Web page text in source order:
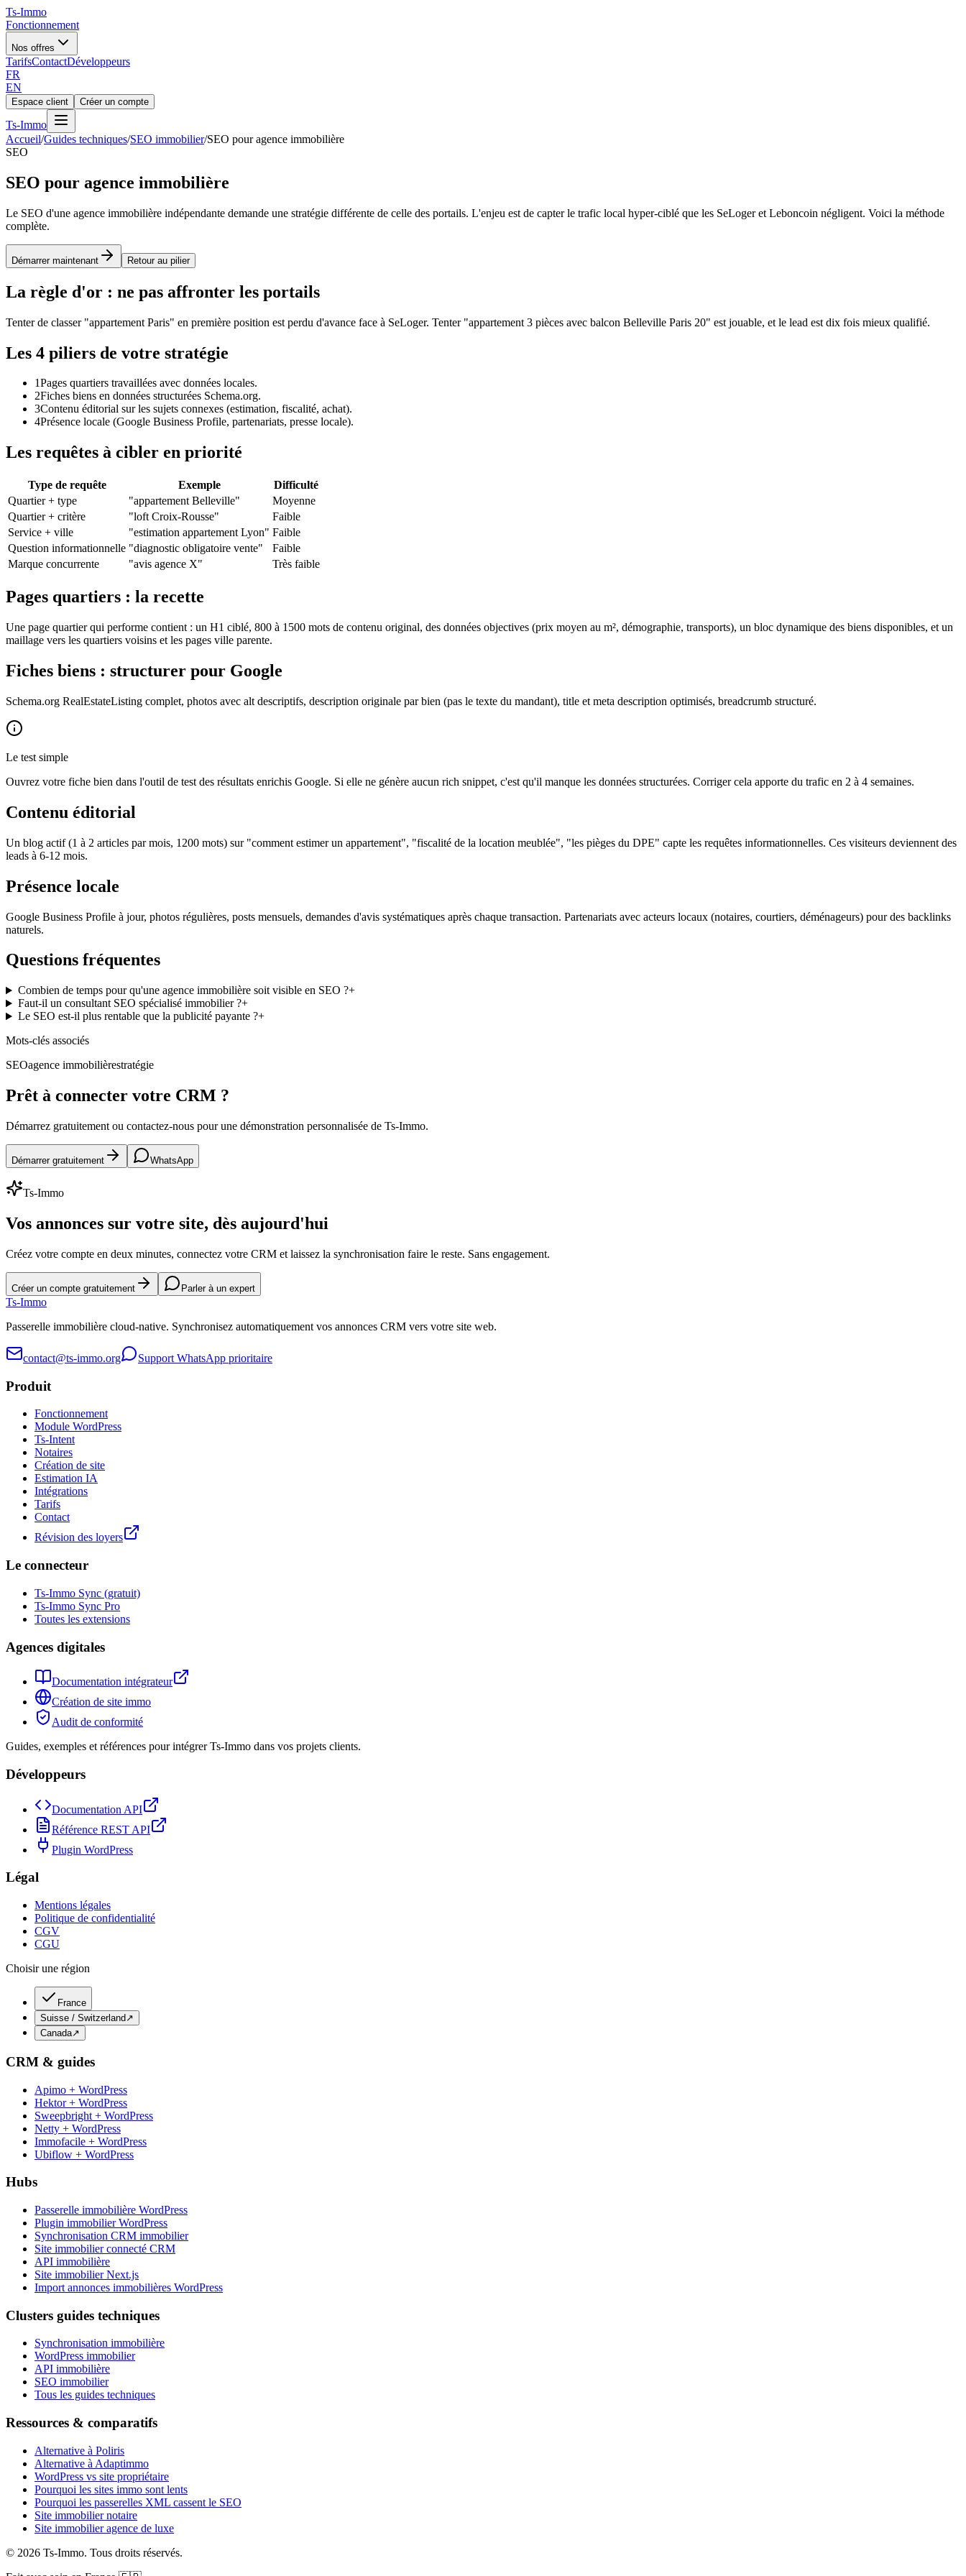
Ts-Immo
Fonctionnement
Nos offres
TarifsContactDéveloppeurs
FR
EN
Espace client Créer un compte
Ts-Immo
Accueil/Guides techniques/SEO immobilier/SEO pour agence immobilière
SEO
SEO pour agence immobilière
Le SEO d'une agence immobilière indépendante demande une stratégie différente de celle des portails. L'enjeu est de capter le trafic local hyper-ciblé que les SeLoger et Leboncoin négligent. Voici la méthode
complète.
Démarrer maintenant Retour au pilier
La règle d'or : ne pas affronter les portails
Tenter de classer "appartement Paris" en première position est perdu d'avance face à SeLoger. Tenter "appartement 3 pièces avec balcon Belleville Paris 20" est jouable, et le lead est dix fois mieux qualifié.
Les 4 piliers de votre stratégie
1Pages quartiers travaillées avec données locales.
2Fiches biens en données structurées Schema.org.
3Contenu éditorial sur les sujets connexes (estimation, fiscalité, achat).
4Présence locale (Google Business Profile, partenariats, presse locale).
Les requêtes à cibler en priorité
Type de requête Exemple
Difficulté
Quartier + type
"appartement Belleville"
Moyenne
Quartier + critère
"loft Croix-Rousse"
Faible
Service + ville
"estimation appartement Lyon" Faible
Question informationnelle "diagnostic obligatoire vente"
Faible
Marque concurrente
"avis agence X" Très faible
Pages quartiers : la recette
Une page quartier qui performe contient : un H1 ciblé, 800 à 1500 mots de contenu original, des données objectives (prix moyen au m², démographie, transports), un bloc dynamique des biens disponibles, et un
maillage vers les quartiers voisins et les pages ville parente.
Fiches biens : structurer pour Google
Schema.org RealEstateListing complet, photos avec alt descriptifs, description originale par bien (pas le texte du mandant), title et meta description optimisés, breadcrumb structuré.
Le test simple
Ouvrez votre fiche bien dans l'outil de test des résultats enrichis Google. Si elle ne génère aucun rich snippet, c'est qu'il manque les données structurées. Corriger cela apporte du trafic en 2 à 4 semaines.
Contenu éditorial
Un blog actif (1 à 2 articles par mois, 1200 mots) sur "comment estimer un appartement", "fiscalité de la location meublée", "les pièges du DPE" capte les requêtes informationnelles. Ces visiteurs deviennent des
leads à 6-12 mois.
Présence locale
Google Business Profile à jour, photos régulières, posts mensuels, demandes d'avis systématiques après chaque transaction. Partenariats avec acteurs locaux (notaires, courtiers, déménageurs) pour des backlinks
naturels.
Questions fréquentes
Combien de temps pour qu'une agence immobilière soit visible en SEO ?+
Faut-il un consultant SEO spécialisé immobilier ?+
Le SEO est-il plus rentable que la publicité payante ?+
Mots-clés associés
SEOagence immobilièrestratégie
Prêt à connecter votre CRM ?
Démarrez gratuitement ou contactez-nous pour une démonstration personnalisée de Ts-Immo.
Démarrer gratuitement WhatsApp
Ts-Immo
Vos annonces sur votre site, dès aujourd'hui
Créez votre compte en deux minutes, connectez votre CRM et laissez la synchronisation faire le reste. Sans engagement.
Créer un compte gratuitement Parler à un expert
Ts-Immo
Passerelle immobilière cloud-native. Synchronisez automatiquement vos annonces CRM vers votre site web.
contact@ts-immo.org Support WhatsApp prioritaire
Produit
Fonctionnement
Module WordPress
Ts-Intent
Notaires
Création de site
Estimation IA
Intégrations
Tarifs
Contact
Révision des loyers
Le connecteur
Ts-Immo Sync (gratuit)
Ts-Immo Sync Pro
Toutes les extensions
Agences digitales
Documentation intégrateur
Création de site immo
Audit de conformité
Guides, exemples et références pour intégrer Ts-Immo dans vos projets clients.
Développeurs
Documentation API
Référence REST API
Plugin WordPress
Légal
Mentions légales
Politique de confidentialité
CGV
CGU
Choisir une région
France
Suisse / Switzerland ↗
Canada↗
CRM & guides
Apimo + WordPress
Hektor + WordPress
Sweepbright + WordPress
Netty + WordPress
Immofacile + WordPress
Ubiflow + WordPress
Hubs
Passerelle immobilière WordPress
Plugin immobilier WordPress
Synchronisation CRM immobilier
Site immobilier connecté CRM
API immobilière
Site immobilier Next.js
Import annonces immobilières WordPress
Clusters guides techniques
Synchronisation immobilière
WordPress immobilier
API immobilière
SEO immobilier
Tous les guides techniques
Ressources & comparatifs
Alternative à Poliris
Alternative à Adaptimmo
WordPress vs site propriétaire
Pourquoi les sites immo sont lents
Pourquoi les passerelles XML cassent le SEO
Site immobilier notaire
Site immobilier agence de luxe
© 2026 Ts-Immo. Tous droits réservés.